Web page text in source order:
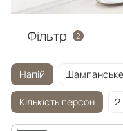
Фільтр 2
Напій Шампанське
Кількість персон 2